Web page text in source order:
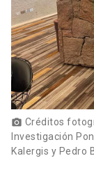
photo_camera Créditos
Investigación
Kalergis y Pedro